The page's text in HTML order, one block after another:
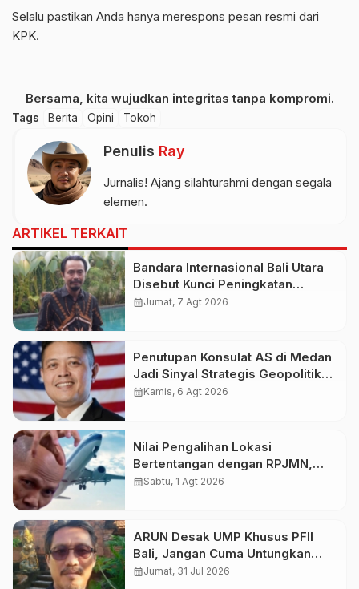
Selalu pastikan Anda hanya merespons pesan resmi dari
KPK.
Bersama, kita wujudkan integritas tanpa kompromi.
Tags Berita Opini Tokoh
Penulis Ray
Jurnalis! Ajang silahturahmi dengan segala
elemen.
ARTIKEL TERKAIT
Bandara Internasional Bali Utara
Disebut Kunci Peningkatan
Pariwisata Indonesia Timur dan
calendar_monthJumat, 7 Agt 2026
Penutupan Konsulat AS di Medan
Jadi Sinyal Strategis Geopolitik
Baru bagi Indonesia
calendar_monthKamis, 6 Agt 2026
Nilai Pengalihan Lokasi
Bertentangan dengan RPJMN,
Ichsanuddin Soroti Komitmen
calendar_monthSabtu, 1 Agt 2026
ARUN Desak UMP Khusus PFII
Bali, Jangan Cuma Untungkan
Investor
calendar_monthJumat, 31 Jul 2026